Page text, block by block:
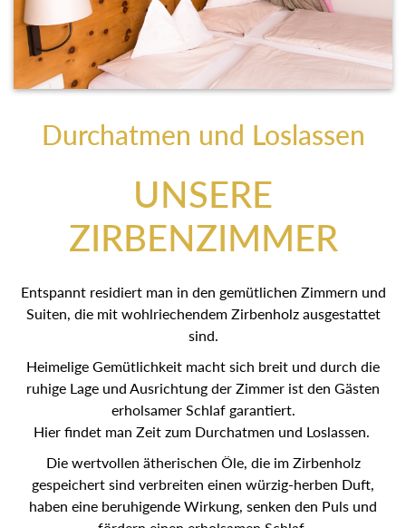
Durchatmen und Loslassen
UNSERE
ZIRBENZIMMER
Entspannt residiert man in den gemütlichen Zimmern und
Suiten, die mit wohlriechendem Zirbenholz ausgestattet sind.
Heimelige Gemütlichkeit macht sich breit und durch die
ruhige Lage und Ausrichtung der Zimmer ist den Gästen
erholsamer Schlaf garantiert.
Hier findet man Zeit zum Durchatmen und Loslassen.
Die wertvollen ätherischen Öle, die im Zirbenholz
gespeichert sind verbreiten einen würzig-herben Duft, haben
eine beruhigende Wirkung, senken den Puls und fördern
einen erholsamen Schlaf.